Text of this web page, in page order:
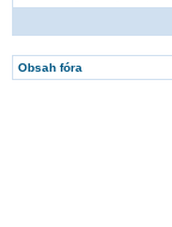
Obsah fóra